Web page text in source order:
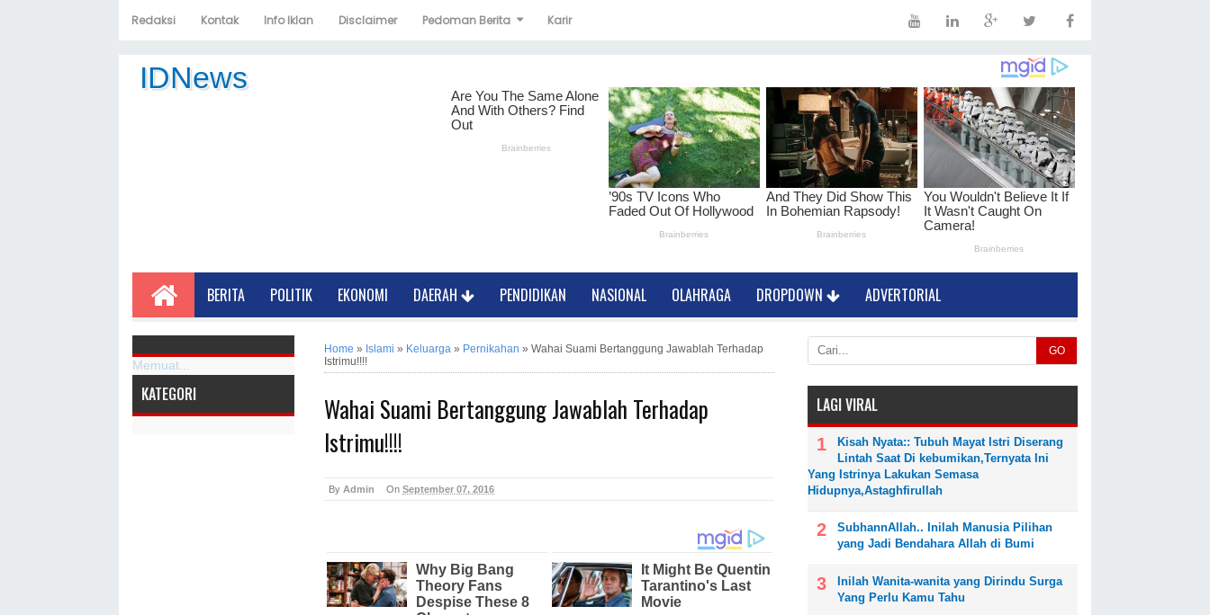
Redaksi Kontak Info Iklan Disclaimer Pedoman Berita Karir
IDNews
BERITA POLITIK EKONOMI DAERAH PENDIDIKAN NASIONAL OLAHRAGA DROPDOWN ADVERTORIAL
Memuat...
KATEGORI
Home » Islami » Keluarga » Pernikahan » Wahai Suami Bertanggung Jawablah Terhadap
Istrimu!!!!
Wahai Suami Bertanggung Jawablah Terhadap
Istrimu!!!!
By Admin On September 07, 2016
GO
LAGI VIRAL
Kisah Nyata:: Tubuh Mayat Istri Diserang
Lintah Saat Di kebumikan,Ternyata Ini
Yang Istrinya Lakukan Semasa
Hidupnya,Astaghfirullah
SubhannAllah.. Inilah Manusia Pilihan
yang Jadi Bendahara Allah di Bumi
Inilah Wanita-wanita yang Dirindu Surga
Yang Perlu Kamu Tahu